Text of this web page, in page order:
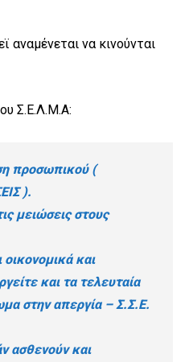
αναμένεται να κινούνται
Σ.Ε.Λ.Μ.Α:
προσωπικού (
).
μειώσεις στους
και
και τα τελευταία
στην απεργία – Σ.Σ.Ε.
ασθενούν και